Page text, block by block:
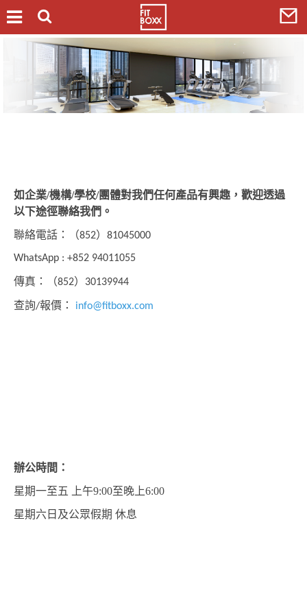
如企業/機構/學校/團體對我們任何產品有興趣，歡迎透過
以下途徑聯絡我們。
聯絡電話：（852）81045000
WhatsApp : +852 94011055
傳真：（852）30139944
查詢/報價： info@fitboxx.com
辦公時間：
星期一至五 上午9:00至晚上6:00
星期六日及公眾假期 休息